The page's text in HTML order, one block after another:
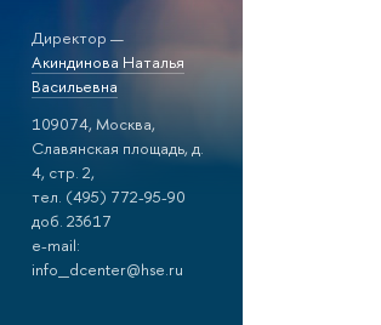
Директор —
Акиндинова Наталья
Васильевна
109074, Москва,
Славянская площадь, д.
4, стр. 2,
тел. (495) 772-95-90
доб. 23617
e-mail:
info_dcenter@hse.ru